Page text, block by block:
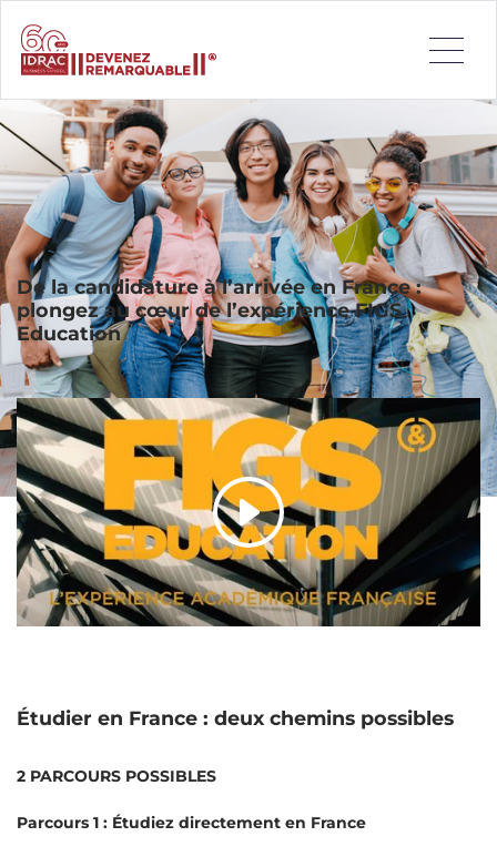
FIGS Education est le service d’admission de nos étudiants
internationaux et d’outre-mer. Notre équipe vous
accompagne durant tout le processus de candidature au
sein de notre école : choix du programme, concours
d’entrée, inscription, visa étudiant, arrivée en France, etc.
Elle partage un même lien étroit avec le monde
professionnel, une pédagogie par l’action et un réseau de
plus de 10 000 entreprises et organisations partenaires.
De la candidature à l’arrivée en France :
plongez au cœur de l’expérience FIGS
Education
Étudier en France : deux chemins possibles
2 PARCOURS POSSIBLES
Parcours 1 : Étudiez directement en France